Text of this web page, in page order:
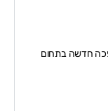
חדשה בתחום